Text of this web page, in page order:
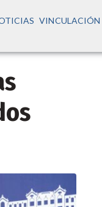
VINCULACIÓN